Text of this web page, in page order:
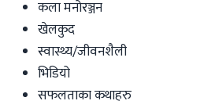
कला मनोरञ्जन
खेलकुद
स्वास्थ्य/जीवनशैली
भिडियो
सफलताका कथाहरु